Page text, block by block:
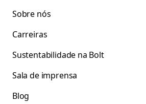
Sobre nós
Carreiras
Sustentabilidade na Bolt
Sala de imprensa
Blog